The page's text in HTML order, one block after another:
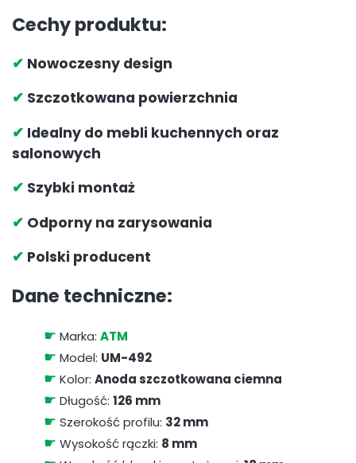
Cechy produktu:
✔ Nowoczesny design
✔ Szczotkowana powierzchnia
✔ Idealny do mebli kuchennych oraz
salonowych
✔ Szybki montaż
✔ Odporny na zarysowania
✔ Polski producent
Dane techniczne:
☛ Marka: ATM
☛ Model: UM-492
☛ Kolor: Anoda szczotkowana ciemna
☛ Długość: 126 mm
☛ Szerokość profilu: 32 mm
☛ Wysokość rączki: 8 mm